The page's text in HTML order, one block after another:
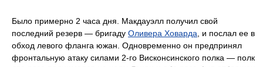
Было примерно 2 часа дня. Макдауэлл получил свой
последний резерв — бригаду Оливера Ховарда , и послал ее в
обход левого фланга южан. Одновременно он предпринял
фронтальную атаку силами 2-го Висконсинского полка — полк